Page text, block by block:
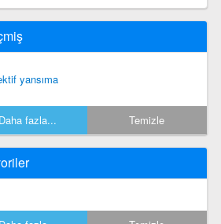
yansıma
Daha fazla... Temizle